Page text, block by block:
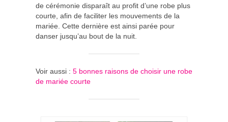
de cérémonie disparaît au profit d’une robe plus
courte, afin de faciliter les mouvements de la
mariée. Cette dernière est ainsi parée pour
danser jusqu’au bout de la nuit.
Voir aussi : 5 bonnes raisons de choisir une robe
de mariée courte